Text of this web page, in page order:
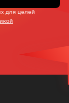
для целей